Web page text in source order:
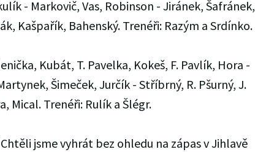
- Markovič, Vas, Robinson - Jiránek, Šafránek,
Kašpařík, Bahenský. Trenéři: Razým a Srdínko.
Kubát, T. Pavelka, Kokeš, F. Pavlík, Hora -
Šimeček, Jurčík - Stříbrný, R. Pšurný, J.
Mical. Trenéři: Rulík a Šlégr.
jsme vyhrát bez ohledu na zápas v Jihlavě